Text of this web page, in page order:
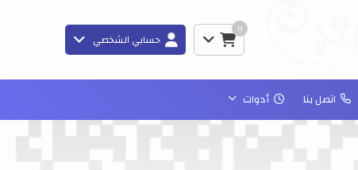
0
حسابي الشخصي
اتصل بنا أدوات